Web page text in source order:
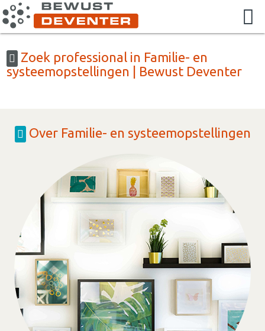
Zoek professional in Familie- en
systeemopstellingen | Bewust Deventer
Over Familie- en systeemopstellingen